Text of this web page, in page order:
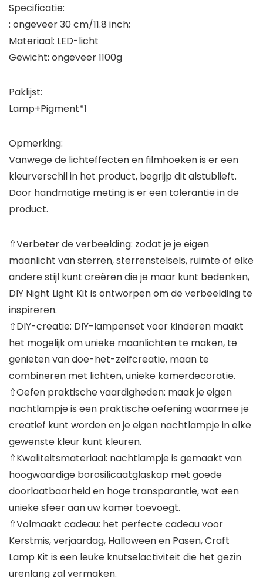
Specificatie:
: ongeveer 30 cm/11.8 inch;
Materiaal: LED-licht
Gewicht: ongeveer 1100g
Paklijst:
Lamp+Pigment*1
Opmerking:
Vanwege de lichteffecten en filmhoeken is er een
kleurverschil in het product, begrijp dit alstublieft.
Door handmatige meting is er een tolerantie in de
product.
⇧Verbeter de verbeelding: zodat je je eigen
maanlicht van sterren, sterrenstelsels, ruimte of elke
andere stijl kunt creëren die je maar kunt bedenken,
DIY Night Light Kit is ontworpen om de verbeelding te
inspireren.
⇧DIY-creatie: DIY-lampenset voor kinderen maakt
het mogelijk om unieke maanlichten te maken, te
genieten van doe-het-zelfcreatie, maan te
combineren met lichten, unieke kamerdecoratie.
⇧Oefen praktische vaardigheden: maak je eigen
nachtlampje is een praktische oefening waarmee je
creatief kunt worden en je eigen nachtlampje in elke
gewenste kleur kunt kleuren.
⇧Kwaliteitsmateriaal: nachtlampje is gemaakt van
hoogwaardige borosilicaatglaskap met goede
doorlaatbaarheid en hoge transparantie, wat een
unieke sfeer aan uw kamer toevoegt.
⇧Volmaakt cadeau: het perfecte cadeau voor
Kerstmis, verjaardag, Halloween en Pasen, Craft
Lamp Kit is een leuke knutselactiviteit die het gezin
urenlang zal vermaken.